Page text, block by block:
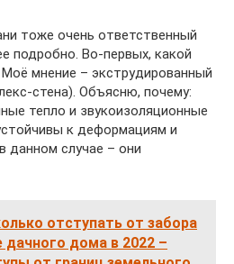
тоже очень ответственный
подробно. Во-первых, какой
мнение – экструдированный
стена). Объясню, почему:
тепло и звукоизоляционные
к деформациям и
данном случае – они
отступать от забора
дачного дома в 2022 –